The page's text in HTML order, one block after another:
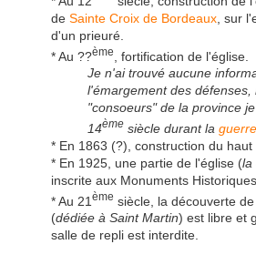
de Sainte Croix de Bordeaux , sur
d'un prieuré.
* Au ??ème
, fortification de l'église.
Je n'ai trouvé aucune
l'émargement des défenses,
"consoeurs" de la province
14ème siècle durant la
* En 1863 (?), construction du haut
* En 1925, une partie de l'église (la
inscrite aux Monuments Historiques.
* Au 21 ème siècle, la découverte
(dédiée à Saint Martin) est libre et
salle de repli est interdite.